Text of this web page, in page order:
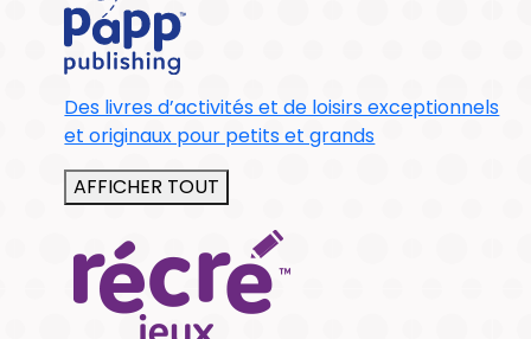
Des livres d’activités et de loisirs exceptionnels
et originaux pour petits et grands
AFFICHER TOUT